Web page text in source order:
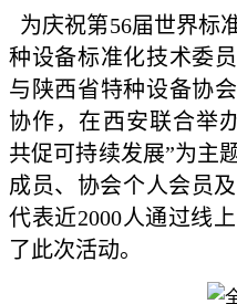
为庆祝第56届世界标
种设备标准化技术委
与陕西省特种设备协
协作，在西安联合举
共促可持续发展”为主
成员、协会个人会员
代表近2000人通过线
了此次活动。